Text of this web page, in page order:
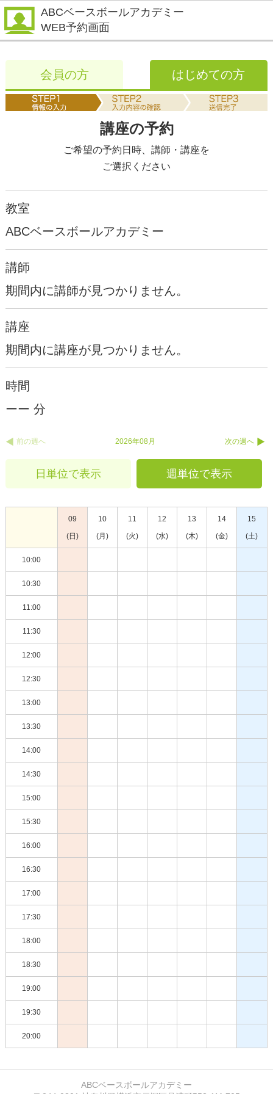
ABCベースボールアカデミー
WEB予約画面
会員の方 はじめての方
講座の予約
ご希望の予約日時、講師・講座を
ご選択ください
教室
ABCベースボールアカデミー
講師
期間内に講師が見つかりません。
講座
期間内に講座が見つかりません。
時間
ーー 分
前の週へ 2026年08月 次の週へ
週単位で表示
日単位で表示
09
(日)
10
(月)
11
(火)
12
(水)
13
(木)
14
(金)
15
(土)
10:00
10:30
11:00
11:30
12:00
12:30
13:00
13:30
14:00
14:30
15:00
15:30
16:00
16:30
17:00
17:30
18:00
18:30
19:00
19:30
20:00
ABCベースボールアカデミー